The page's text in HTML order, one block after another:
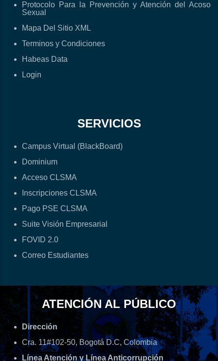
Protocolo Para la Prevención y Atención del Acoso
Sexual
Mapa Del Sitio XML
Terminos y Condiciones
Habeas Data
Login
SERVICIOS
Campus Virtual (BlackBoard)
Dominium
Acceso CLSMA
Inscripciones CLSMA
Pago PSE CLSMA
Suite Visión Empresarial
FOVID 2.0
Correo Estudiantes
ATENCIÓN AL PÚBLICO
Dirección
Cra. 11#102-50, Bogotá D.C, Colombia
Línea Atención y Línea Anticorrupción